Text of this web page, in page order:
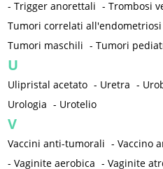
-Trigger anorettali -Trombosi
Tumori correlati all'endometriosi
Tumori maschili -Tumori
U
Ulipristal acetato - Uretra -
Urologia - Urotelio
V
Vaccini anti-tumorali -Vaccino
-Vaginite aerobica -Vaginite